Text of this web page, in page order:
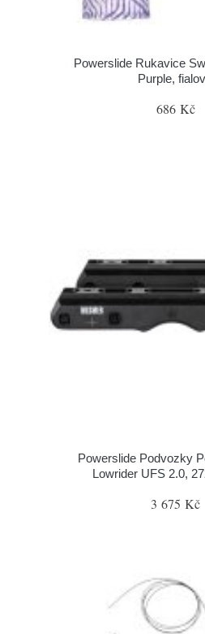
Powerslide Rukavice
Purple,
686 Kč
Powerslide Podvozky
Lowrider UFS 2.0,
3 675 Kč